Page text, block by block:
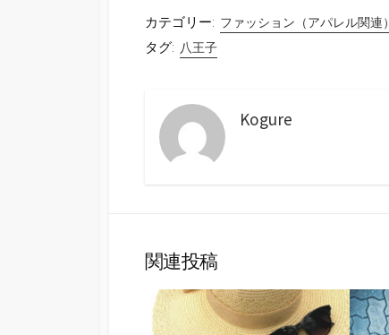
カテゴリー: ファッション（アパレル関連）
タグ: 八王子
Kogure
関連投稿